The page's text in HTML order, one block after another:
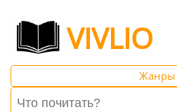
VIVLIO
Жанры